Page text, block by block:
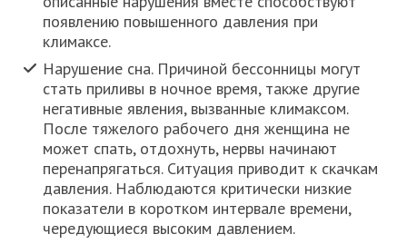
появлению повышенного давления при
климаксе.
Нарушение сна. Причиной бессонницы могут
стать приливы в ночное время, также другие
негативные явления, вызванные климаксом.
После тяжелого рабочего дня женщина не
может спать, отдохнуть, нервы начинают
перенапрягаться. Ситуация приводит к скачкам
давления. Наблюдаются критически низкие
показатели в коротком интервале времени,
чередующиеся высоким давлением.